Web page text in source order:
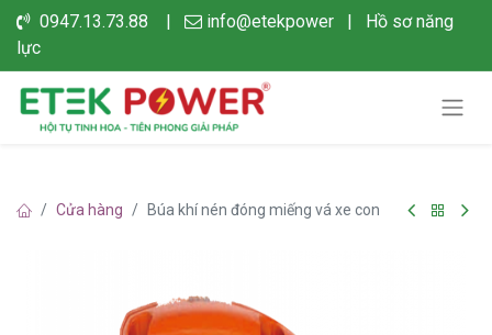
0947.13.73.88 | info@etekpower |
Hồ sơ năng
lực
Cửa hàng Búa khí nén đóng miếng vá xe con